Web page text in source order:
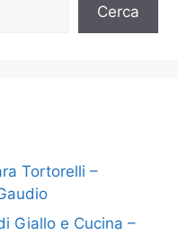
Cerca
Tortorelli –
Giallo e Cucina –